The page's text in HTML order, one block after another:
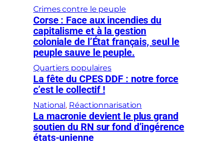
Crimes contre le peuple
Corse : Face aux incendies du
capitalisme et à la gestion
coloniale de l’État français, seul le
peuple sauve le peuple.
Quartiers populaires
La fête du CPES DDF : notre force
c’est le collectif !
National, Réactionnarisation
La macronie devient le plus grand
soutien du RN sur fond d’ingérence
états-unienne